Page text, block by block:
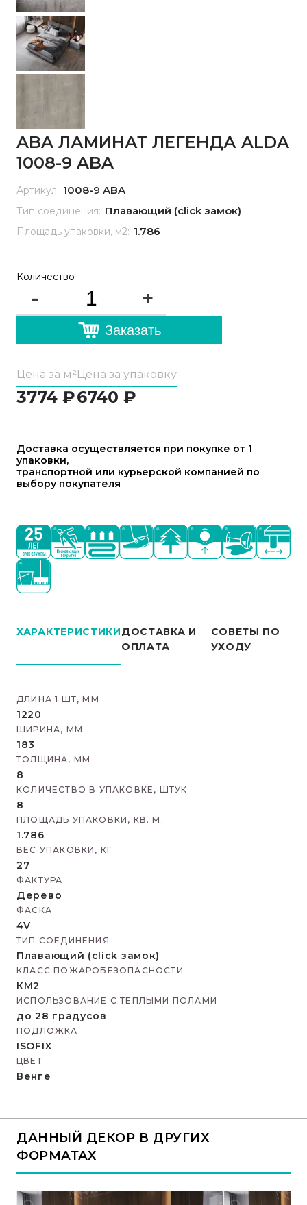
ABA ЛАМИНАТ ЛЕГЕНДА ALDA
1008-9 ABA
Артикул: 1008-9 ABA
Тип соединения: Плавающий (click замок)
Площадь упаковки, м2: 1.786
Количество
- +
Заказать
Цена за м²
3774 ₽
Цена за упаковку
6740 ₽
Доставка осуществляется при покупке от 1
упаковки,
транспортной или курьерской компанией по
выбору покупателя
ХАРАКТЕРИСТИКИДОСТАВКА И
ОПЛАТА
СОВЕТЫ ПО
УХОДУ
ДЛИНА 1 ШТ, ММ
1220
ШИРИНА, ММ
183
ТОЛЩИНА, ММ
8
КОЛИЧЕСТВО В УПАКОВКЕ, ШТУК
8
ПЛОЩАДЬ УПАКОВКИ, КВ. М.
1.786
ВЕС УПАКОВКИ, КГ
27
ФАКТУРА
Дерево
ФАСКА
4V
ТИП СОЕДИНЕНИЯ
Плавающий (click замок)
КЛАСС ПОЖАРОБЕЗОПАСНОСТИ
КМ2
ИСПОЛЬЗОВАНИЕ С ТЕПЛЫМИ ПОЛАМИ
до 28 градусов
ПОДЛОЖКА
ISOFIX
ЦВЕТ
Венге
ДАННЫЙ ДЕКОР В ДРУГИХ
ФОРМАТАХ